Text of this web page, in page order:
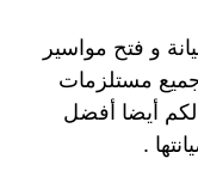
و فتح مواسير
مستلزمات
لكم أيضا أفضل
.